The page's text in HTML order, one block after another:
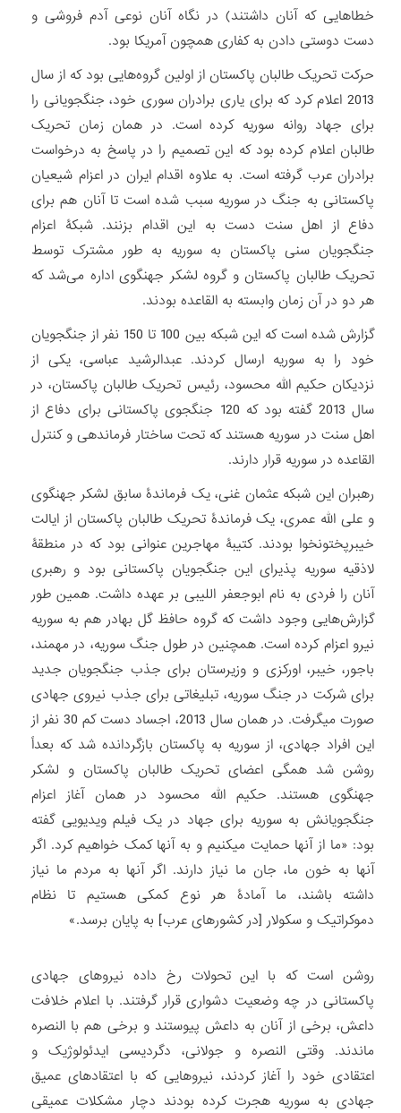
خطاهایی که آنان داشتند) در نگاه آنان نوعی آدم فروشی و
دست دوستی دادن به کفاری همچون آمریکا بود.
حرکت تحریک طالبان پاکستان از اولین گروه‏‌هایی بود که از سال
2013 اعلام کرد که برای یاری برادران سوری خود، جنگجویانی را
برای جهاد روانه سوریه کرده است. در همان زمان تحریک
طالبان اعلام کرده بود که این تصمیم را در پاسخ به درخواست
برادران عرب گرفته است. به علاوه اقدام ایران در اعزام شیعیان
پاکستانی به جنگ در سوریه سبب شده است تا آنان هم برای
دفاع از اهل سنت دست به این اقدام بزنند. شبکۀ اعزام
جنگجویان سنی پاکستان به سوریه به طور مشترک توسط
تحریک طالبان پاکستان و گروه لشکر جهنگوی اداره می‌‏شد که
هر دو در آن زمان وابسته به القاعده بودند.
گزارش شده است که این شبکه بین 100 تا 150 نفر از جنگجویان
خود را به سوریه ارسال کردند. عبدالرشید عباسی، یکی از
نزدیکان حکیم الله محسود، رئیس تحریک طالبان پاکستان، در
سال 2013 گفته بود که 120 جنگجوی پاکستانی برای دفاع از
اهل سنت در سوریه هستند که تحت ساختار فرماندهی و کنترل
القاعده در سوریه قرار دارند.
رهبران این شبکه عثمان غنی، یک فرماندۀ سابق لشکر جهنگوی
و علی الله عمری، یک فرماندۀ تحریک طالبان پاکستان از ایالت
خیبرپختونخوا بودند. کتیبۀ مهاجرین عنوانی بود که در منطقۀ
لاذقیه سوریه پذیرای این جنگجویان پاکستانی بود و رهبری
آنان را فردی به نام ابوجعفر اللیبی بر عهده داشت. همین طور
گزارش‌هایی وجود داشت که گروه حافظ گل بهادر هم به سوریه
نیرو اعزام کرده است. همچنین در طول جنگ سوریه، در مهمند،
باجور، خیبر، اورکزی و وزیرستان برای جذب جنگجویان جدید
برای شرکت در جنگ سوریه، تبلیغاتی برای جذب نیروی جهادی
صورت می‏گرفت. در همان سال 2013، اجساد دست کم 30 نفر از
این افراد جهادی، از سوریه به پاکستان بازگردانده شد که بعداً
روشن شد همگی اعضای تحریک طالبان پاکستان و لشکر
جهنگوی هستند. حکیم الله محسود در همان آغاز اعزام
جنگجویانش به سوریه برای جهاد در یک فیلم ویدیویی گفته
بود: «ما از آنها حمایت میکنیم و به آنها کمک خواهیم کرد. اگر
آنها به خون ما، جان ما نیاز دارند. اگر آنها به مردم ما نیاز
داشته باشند، ما آمادۀ هر نوع کمکی هستیم تا نظام
دموکراتیک و سکولار [در کشورهای عرب] به پایان برسد.»
روشن است که با این تحولات رخ داده نیروهای جهادی
پاکستانی در چه وضعیت دشواری قرار گرفتند. با اعلام خلافت
داعش، برخی از آنان به داعش پیوستند و برخی هم با النصره
ماندند. وقتی النصره و جولانی، دگردیسی ایدئولوژیک و
اعتقادی خود را آغاز کردند، نیروهایی که با اعتقادهای عمیق
جهادی به سوریه هجرت کرده بودند دچار مشکلات عمیقی